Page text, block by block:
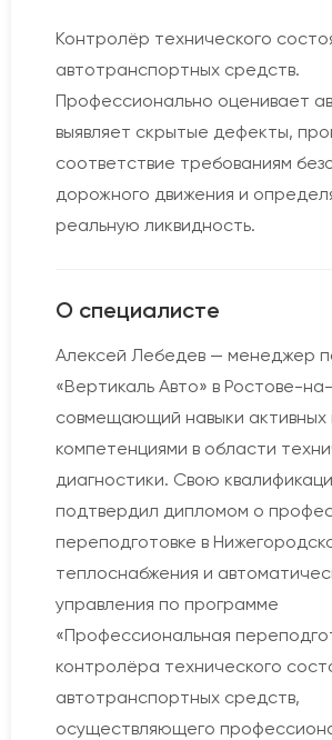
Контролёр технического
автотранспортных средств.
Профессионально оценивает
выявляет скрытые дефекты,
соответствие требованиям
дорожного движения и
реальную ликвидность.
О специалисте
Алексей Лебедев — менеджер
«Вертикаль Авто» в Ростове-
совмещающий навыки
компетенциями в области
диагностики. Свою
подтвердил дипломом о
переподготовке в
теплоснабжения и
управления по программе
«Профессиональная
контролёра технического
автотранспортных средств,
осуществляющего